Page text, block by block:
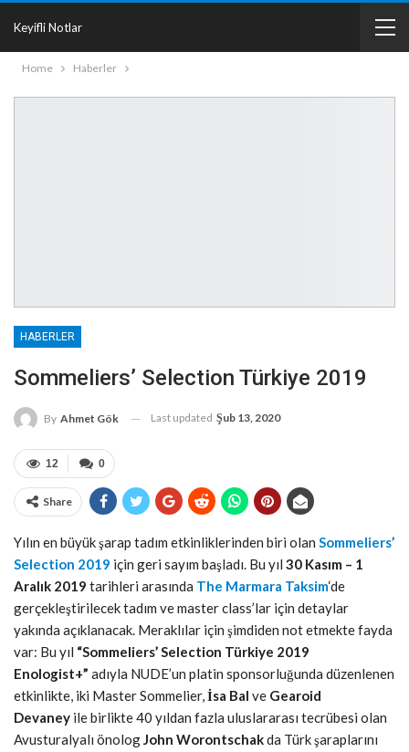
Keyifli Notlar
Home Haberler
HABERLER
Sommeliers’ Selection Türkiye 2019
By Ahmet Gök Last updated Şub 13, 2020
0
12
Share
Yılın en büyük şarap tadım etkinliklerinden biri olan Sommeliers’
Selection 2019 için geri sayım başladı. Bu yıl 30 Kasım – 1
Aralık 2019 tarihleri arasında The Marmara Taksim‘de
gerçekleştirilecek tadım ve master class’lar için detaylar
yakında açıklanacak. Meraklılar için şimdiden not etmekte fayda
var: Bu yıl “Sommeliers’ Selection Türkiye 2019
Enologist+” adıyla NUDE’un platin sponsorluğunda düzenlenen
etkinlikte, iki Master Sommelier,İsa Bal ve Gearoid
Devaney ile birlikte 40 yıldan fazla uluslararası tecrübesi olan
Avusturalyalı önologJohn Worontschakda Türk şaraplarını